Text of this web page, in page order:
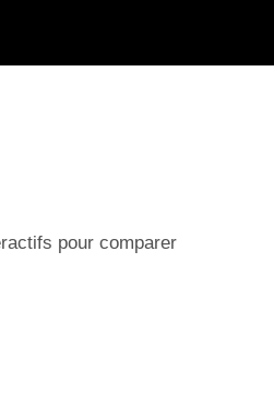
pour comparer